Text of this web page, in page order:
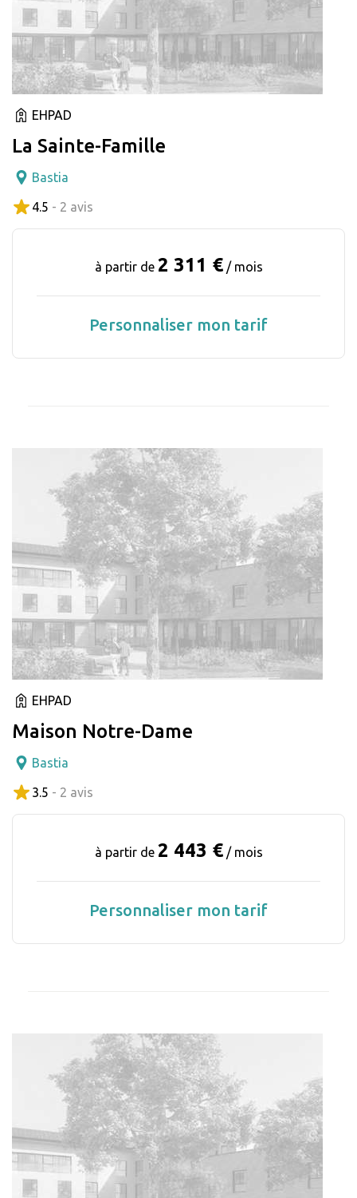
EHPAD
La Sainte-Famille
Bastia
4.5 - 2 avis
à partir de 2 311 € / mois
Personnaliser mon tarif
EHPAD
Maison Notre-Dame
Bastia
3.5 - 2 avis
à partir de 2 443 € / mois
Personnaliser mon tarif